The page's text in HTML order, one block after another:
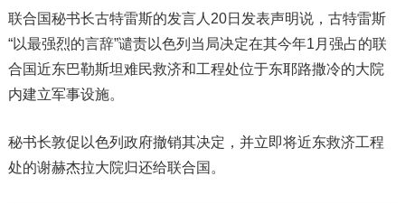
联合国秘书长古特雷斯的发言人20日发表声明说，古特雷斯
“以最强烈的言辞”谴责以色列当局决定在其今年1月强占的联
合国近东巴勒斯坦难民救济和工程处位于东耶路撒冷的大院
内建立军事设施。
秘书长敦促以色列政府撤销其决定，并立即将近东救济工程
处的谢赫杰拉大院归还给联合国。‌‌